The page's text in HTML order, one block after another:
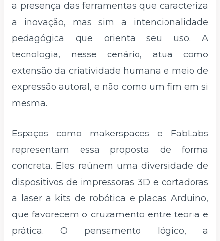
a presença das ferramentas que caracteriza
a inovação, mas sim a intencionalidade
pedagógica que orienta seu uso. A
tecnologia, nesse cenário, atua como
extensão da criatividade humana e meio de
expressão autoral, e não como um fim em si
mesma.
Espaços como makerspaces e FabLabs
representam essa proposta de forma
concreta. Eles reúnem uma diversidade de
dispositivos de impressoras 3D e cortadoras
a laser a kits de robótica e placas Arduino,
que favorecem o cruzamento entre teoria e
prática. O pensamento lógico, a